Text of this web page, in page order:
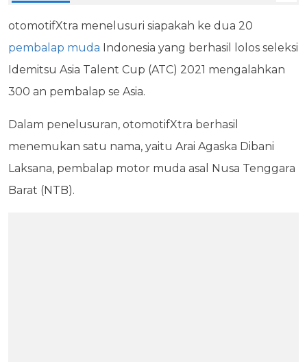
otomotifXtra menelusuri siapakah ke dua 20
pembalap muda Indonesia yang berhasil lolos seleksi
Idemitsu Asia Talent Cup (ATC) 2021 mengalahkan
300 an pembalap se Asia.
Dalam penelusuran, otomotifXtra berhasil
menemukan satu nama, yaitu Arai Agaska Dibani
Laksana, pembalap motor muda asal Nusa Tenggara
Barat (NTB).